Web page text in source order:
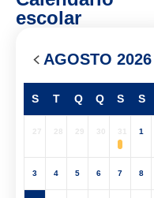
escolar
AGOSTO 2026
S T Q Q S S
1
3 4 5 6 7 8